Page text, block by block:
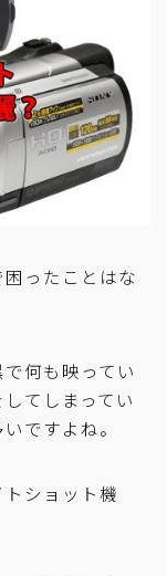
ったことはな
何も映ってい
てしまってい
ですよね。
ショット機